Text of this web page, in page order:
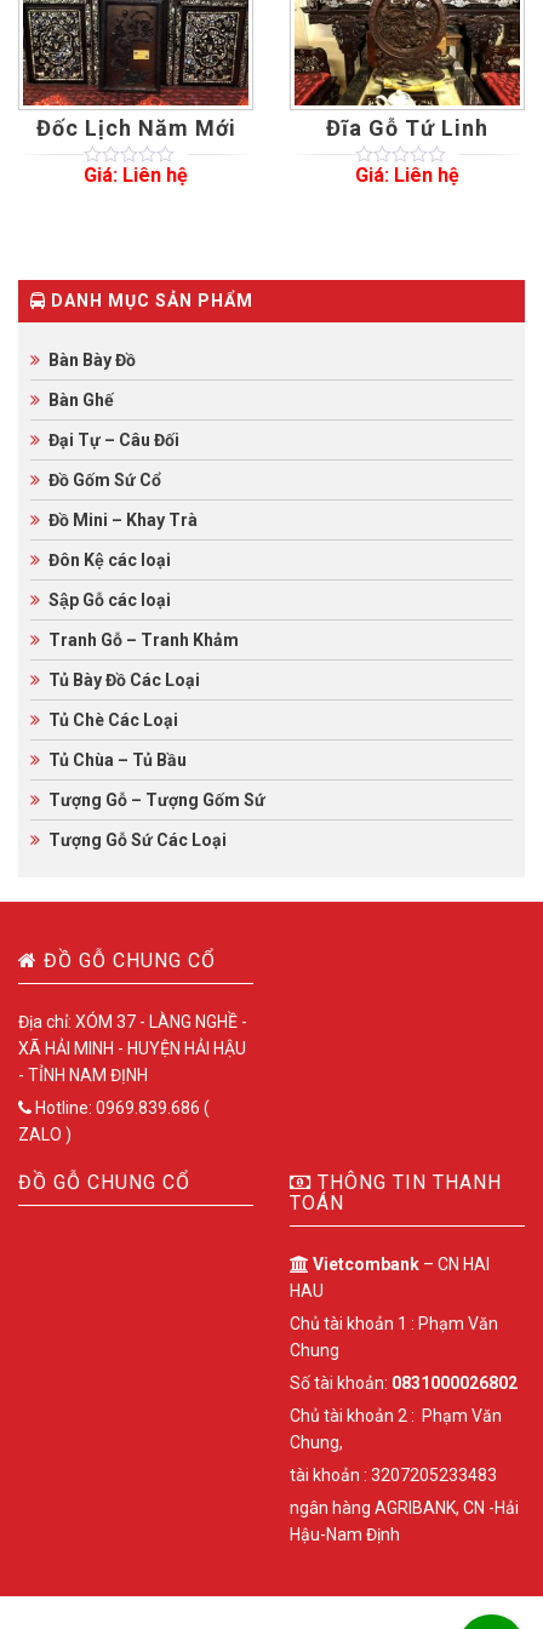
Đốc Lịch Năm Mới
0
5
0
ratings
Giá: Liên hệ
Đĩa Gỗ Tứ Linh
0
5
0
ratings
Giá: Liên hệ
DANH MỤC SẢN PHẨM
Bàn Bày Đồ
Bàn Ghế
Đại Tự – Câu Đối
Đồ Gốm Sứ Cổ
Đồ Mini – Khay Trà
Đôn Kệ các loại
Sập Gỗ các loại
Tranh Gỗ – Tranh Khảm
Tủ Bày Đồ Các Loại
Tủ Chè Các Loại
Tủ Chùa – Tủ Bầu
Tượng Gỗ – Tượng Gốm Sứ
Tượng Gỗ Sứ Các Loại
ĐỒ GỖ CHUNG CỔ
Địa chỉ: XÓM 37 - LÀNG NGHỀ -
XÃ HẢI MINH - HUYỆN HẢI HẬU
- TỈNH NAM ĐỊNH
Hotline: 0969.839.686 (
ZALO )
ĐỒ GỖ CHUNG CỔ
THÔNG TIN THANH
TOÁN
Vietcombank – CN HAI
HAU
Chủ tài khoản 1 : Phạm Văn
Chung
Số tài khoản: 0831000026802
Chủ tài khoản 2 : Phạm Văn
Chung,
tài khoản : 3207205233483
ngân hàng AGRIBANK, CN -Hải
Hậu-Nam Định